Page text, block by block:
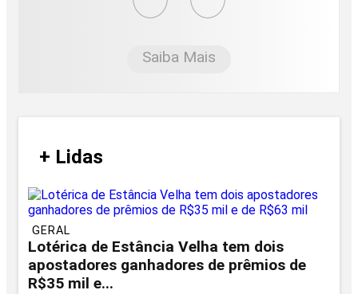
Saiba Mais
+ Lidas
GERAL
Lotérica de Estância Velha tem dois
apostadores ganhadores de prêmios de
R$35 mil e...